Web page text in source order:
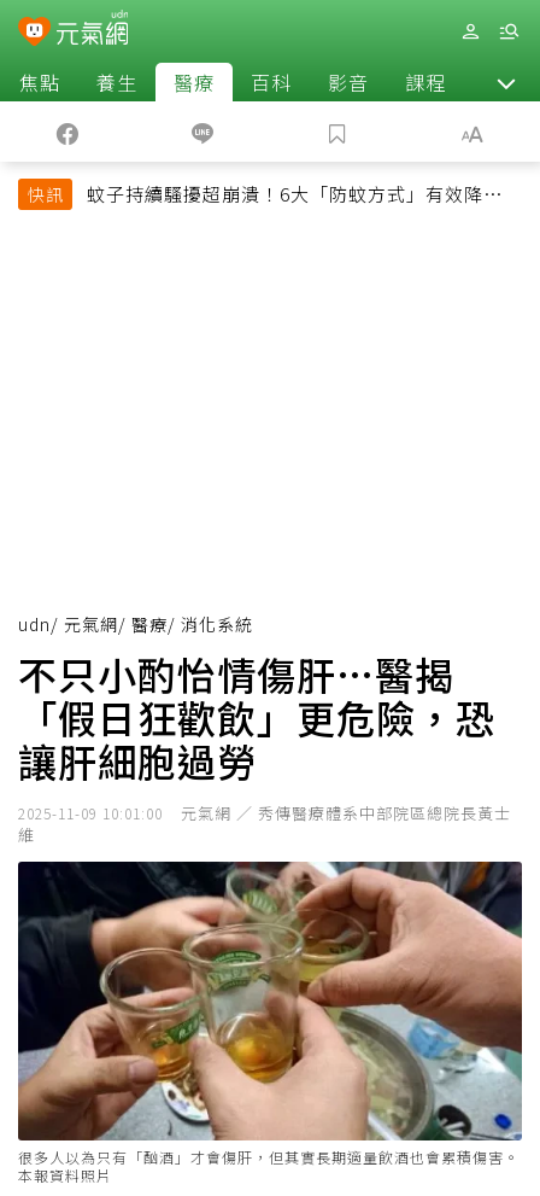
焦點 養生 醫療 百科 影音 課程 退休
快訊
蚊子持續騷擾超崩潰！6大「防蚊方式」有效降低被
udn/ 元氣網/ 醫療/ 消化系統
不只小酌怡情傷肝…醫揭
「假日狂歡飲」更危險，恐
讓肝細胞過勞
2025-11-09 10:01:00
元氣網 ／ 秀傳醫療體系中部院區總院長黃士
維
很多人以為只有「酗酒」才會傷肝，但其實長期適量飲酒也會累積傷害。
本報資料照片